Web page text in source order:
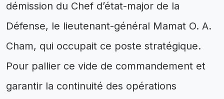
démission du Chef d’état-major de la
Défense, le lieutenant-général Mamat O. A.
Cham, qui occupait ce poste stratégique.
Pour pallier ce vide de commandement et
garantir la continuité des opérations